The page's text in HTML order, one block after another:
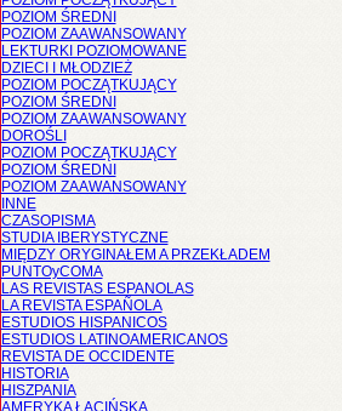
POZIOM ŚREDNI
POZIOM ZAAWANSOWANY
LEKTURKI POZIOMOWANE
DZIECI I MŁODZIEŻ
POZIOM POCZĄTKUJĄCY
POZIOM ŚREDNI
POZIOM ZAAWANSOWANY
DOROŚLI
POZIOM POCZĄTKUJĄCY
POZIOM ŚREDNI
POZIOM ZAAWANSOWANY
INNE
CZASOPISMA
STUDIA IBERYSTYCZNE
MIĘDZY ORYGINAŁEM A PRZEKŁADEM
PUNTOyCOMA
LAS REVISTAS ESPANOLAS
LA REVISTA ESPAÑOLA
ESTUDIOS HISPANICOS
ESTUDIOS LATINOAMERICANOS
REVISTA DE OCCIDENTE
HISTORIA
HISZPANIA
AMERYKA ŁACIŃSKA